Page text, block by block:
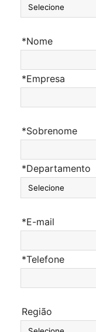
*Nome
*Empresa
*Sobrenome
*Departamento
*E-mail
*Telefone
Região